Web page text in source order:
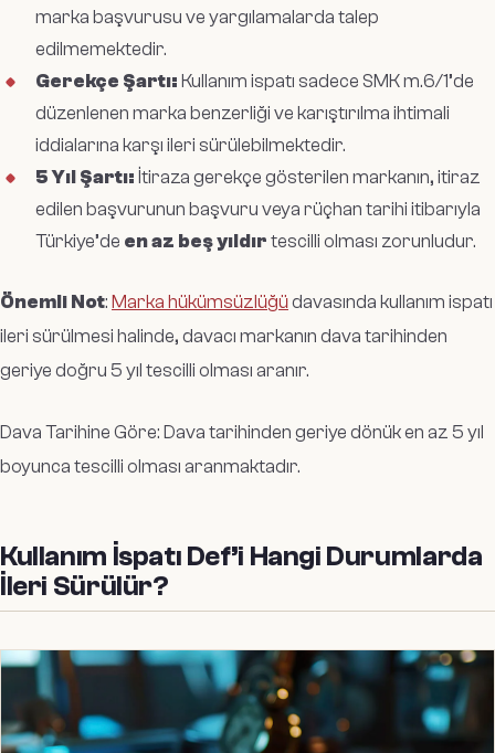
marka başvurusu ve yargılamalarda talep
edilmemektedir.
Gerekçe Şartı: Kullanım ispatı sadece SMK m.6/1’de
düzenlenen marka benzerliği ve karıştırılma ihtimali
iddialarına karşı ileri sürülebilmektedir.
5 Yıl Şartı: İtiraza gerekçe gösterilen markanın, itiraz
edilen başvurunun başvuru veya rüçhan tarihi itibarıyla
Türkiye’de en az beş yıldır tescilli olması zorunludur.
Önemli Not: Marka hükümsüzlüğüdavasında kullanım ispatı
ileri sürülmesi halinde, davacı markanın dava tarihinden
geriye doğru 5 yıl tescilli olması aranır.
Dava Tarihine Göre: Dava tarihinden geriye dönük en az 5 yıl
boyunca tescilli olması aranmaktadır.
Kullanım İspatı Def’i Hangi Durumlarda
İleri Sürülür?